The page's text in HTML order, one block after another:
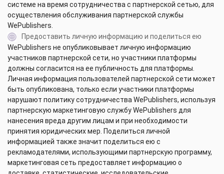
системе на время сотрудничества с партнерской сетью, для
осуществления обслуживания партнерской службы
WePublishers.
Предоставить личную информацию и поделиться ею
WePublishers не опубликовывает личную информацию
участников партнерской сети, но участники платформы
должны согласится на ее публичность для платформы.
Личная информация пользователей партнерской сети может
быть опубликована, только если участники платформы
нарушают политику сотрудничества WePublishers, используя
партнерскую маркетинговую службу WePublishers для
нанесения вреда другим лицам и при необходимости
принятия юридических мер. Поделиться личной
информацией также значит поделиться ею с
рекламодателями, использующими партнерскую программу,
маркетинговая сеть предоставляет информацию о